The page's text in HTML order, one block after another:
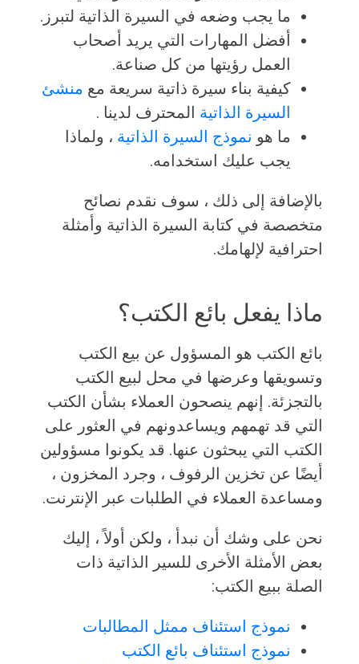
ما يجب وضعه في السيرة الذاتية لتبرز.
أفضل المهارات التي يريد أصحاب
العمل رؤيتها من كل صناعة.
كيفية بناء سيرة ذاتية سريعة مع منشئ
السيرة الذاتية المحترف لدينا .
ما هو نموذج السيرة الذاتية ، ولماذا
يجب عليك استخدامه.
بالإضافة إلى ذلك ، سوف نقدم نصائح
متخصصة في كتابة السيرة الذاتية وأمثلة
احترافية لإلهامك.
ماذا يفعل بائع الكتب؟
بائع الكتب هو المسؤول عن بيع الكتب
وتسويقها وعرضها في محل لبيع الكتب
بالتجزئة. إنهم ينصحون العملاء بشأن الكتب
التي قد تهمهم ويساعدونهم في العثور على
الكتب التي يبحثون عنها. قد يكونوا مسؤولين
أيضًا عن تخزين الرفوف ، وجرد المخزون ،
ومساعدة العملاء في الطلبات عبر الإنترنت.
نحن على وشك أن نبدأ ، ولكن أولاً ، إليك
بعض الأمثلة الأخرى للسير الذاتية ذات
الصلة ببيع الكتب:
نموذج استئناف ممثل المطالبات
نموذج استئناف بائع الكتب